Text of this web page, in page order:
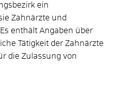
ein
Zahnärzte und
enthält Angaben über
Tätigkeit der Zahnärzte
die Zulassung von